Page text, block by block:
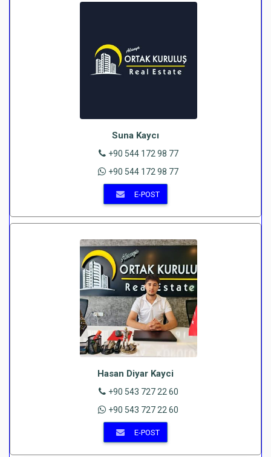
Suna Kaycı
+90 544 172 98 77
+90 544 172 98 77
E-POST
Hasan Diyar Kayci
+90 543 727 22 60
+90 543 727 22 60
E-POST